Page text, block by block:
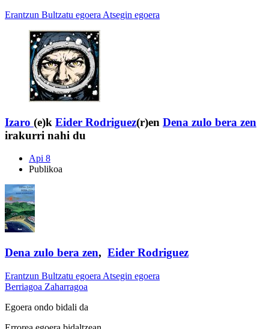
Erantzun Bultzatu egoera Atsegin egoera
Izaro (e)k Eider Rodriguez(r)en Dena zulo bera zen
irakurri nahi du
Api 8
Publikoa
Dena zulo bera zen, Eider Rodriguez
Erantzun Bultzatu egoera Atsegin egoera
Berriagoa Zaharragoa
Egoera ondo bidali da